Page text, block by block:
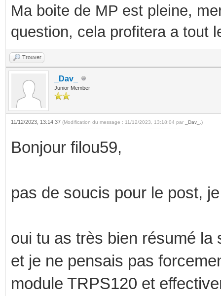
Ma boite de MP est pleine,
question, cela profitera a tout
Trouver
_Dav_
Junior Member
11/12/2023, 13:14:37 (Modification du message : 11/12/2023, 13:18:04 par _Dav_ .)
Bonjour filou59,
pas de soucis pour le post,
oui tu as très bien résumé
et je ne pensais pas
module TRPS120 et